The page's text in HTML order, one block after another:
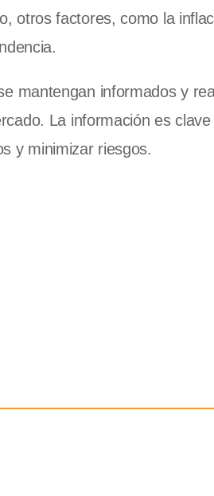
otros factores, como la
mantengan informados y
La información es
y minimizar riesgos.